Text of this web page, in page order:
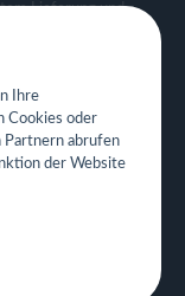
Lieferung und
für Restaurant
Ihre
Cookies oder
Partnern abrufen
der Website